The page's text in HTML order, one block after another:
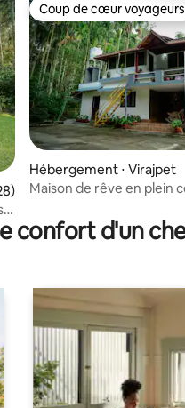
moyenne sur la base de 28
Coup de cœur voyageurs
Coup de cœur voyageurs
Hébergement ⋅ Virajpet
Maison de rêve en plein
confort d'un